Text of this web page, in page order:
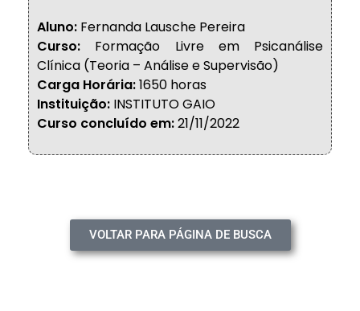
Aluno: Fernanda Lausche Pereira
Curso: Formação Livre em Psicanálise
Clínica (Teoria – Análise e Supervisão)
Carga Horária:1650 horas
Instituição: INSTITUTO GAIO
Curso concluído em:21/11/2022
VOLTAR PARA PÁGINA DE BUSCA